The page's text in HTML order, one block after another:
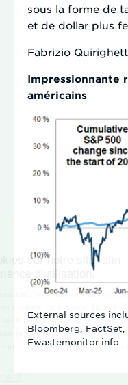
sous la forme de
et de dollar plus
Fabrizio
Impressionnante
américains
External sources
Bloomberg, FactSet,
Ewastemonitor.info.